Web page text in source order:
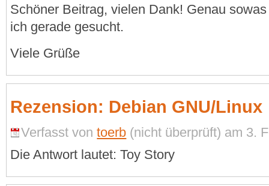
Schöner Beitrag, vielen Dank! Genau
ich gerade gesucht.
Viele Grüße
Rezension: Debian GNU/Linux
Verfasst vontoerb (nicht überprüft) am 3.
Die Antwort lautet: Toy Story